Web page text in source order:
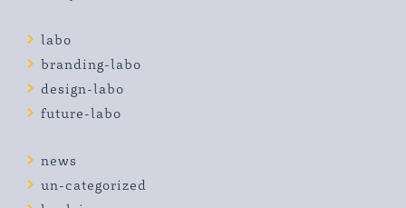
labo
branding-labo
design-labo
future-labo
news
un-categorized